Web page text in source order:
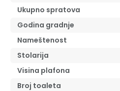
Ukupno spratova
Godina gradnje
Nameštenost
Stolarija
Visina plafona
Broj toaleta